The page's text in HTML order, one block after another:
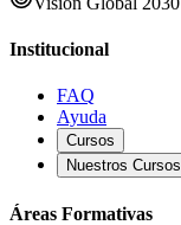
Institucional
FAQ
Ayuda
Cursos
Nuestros Cursos
Áreas Formativas